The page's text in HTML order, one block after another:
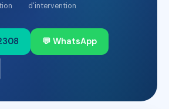
d'intervention
💬 WhatsApp